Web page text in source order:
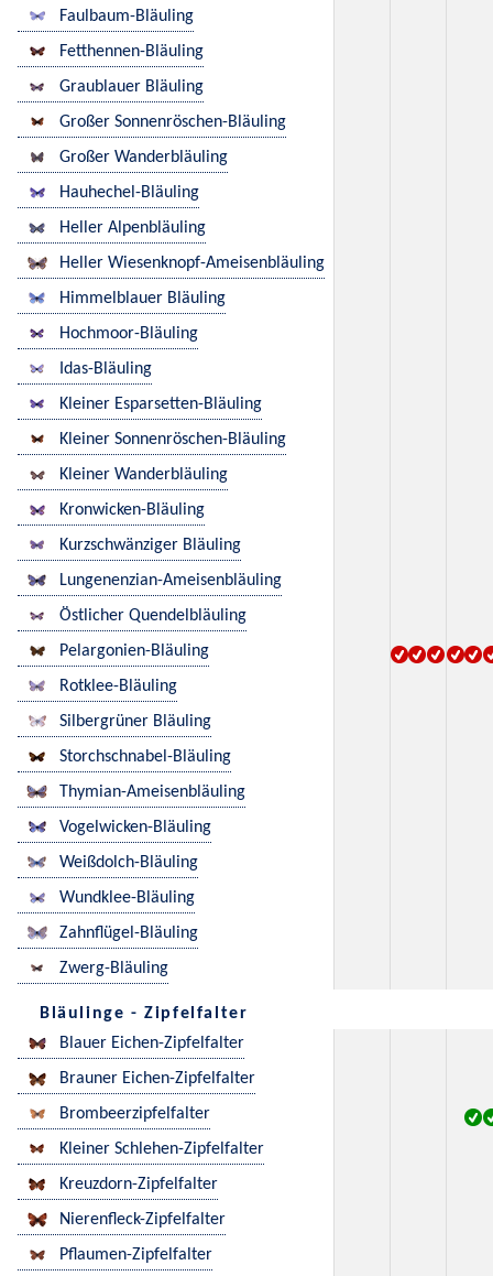
Faulbaum-Bläuling
Fetthennen-Bläuling
Graublauer Bläuling
Großer Sonnenröschen-Bläuling
Großer Wanderbläuling
Hauhechel-Bläuling
Heller Alpenbläuling
Heller Wiesenknopf-Ameisenbläuling
Himmelblauer Bläuling
Hochmoor-Bläuling
Idas-Bläuling
Kleiner Esparsetten-Bläuling
Kleiner Sonnenröschen-Bläuling
Kleiner Wanderbläuling
Kronwicken-Bläuling
Kurzschwänziger Bläuling
Lungenenzian-Ameisenbläuling
Östlicher Quendelbläuling
Pelargonien-Bläuling
Rotklee-Bläuling
Silbergrüner Bläuling
Storchschnabel-Bläuling
Thymian-Ameisenbläuling
Vogelwicken-Bläuling
Weißdolch-Bläuling
Wundklee-Bläuling
Zahnflügel-Bläuling
Zwerg-Bläuling
Bläulinge - Zipfelfalter
Blauer Eichen-Zipfelfalter
Brauner Eichen-Zipfelfalter
Brombeerzipfelfalter
Kleiner Schlehen-Zipfelfalter
Kreuzdorn-Zipfelfalter
Nierenfleck-Zipfelfalter
Pflaumen-Zipfelfalter